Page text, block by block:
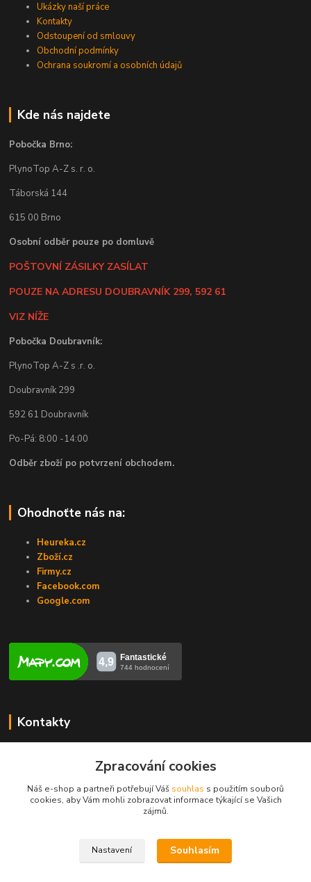
Ukázky naší práce
Kontakty
Odstoupení od smlouvy
Obchodní podmínky
Ochrana soukromí a osobních údajů
Kde nás najdete
Pobočka Brno:
PlynoTop A-Z s. r. o.
Táborská 144
615 00 Brno
Osobní odběr pouze po domluvě
POŠTOVNÍ ZÁSILKY ZASÍLAT
POUZE NA ADRESU DOUBRAVNÍK 299, 592 61
VIZ NÍŽE
Pobočka Doubravník:
PlynoTop A-Z s .r. o.
Doubravník 299
592 61 Doubravník
Po-Pá: 8:00 -14:00
Odběr zboží po potvrzení obchodem.
Ohodnoťte nás na:
Heureka.cz
Zboží.cz
Firmy.cz
Facebook.com
Google.com
Kontakty
+420731448913
info@opravakotlu.cz
Zpracování cookies
Náš e-shop a partneři potřebují Váš souhlas s použitím souborů
cookies, aby Vám mohli zobrazovat informace týkající se Vašich
zájmů.
Nastavení Souhlasím